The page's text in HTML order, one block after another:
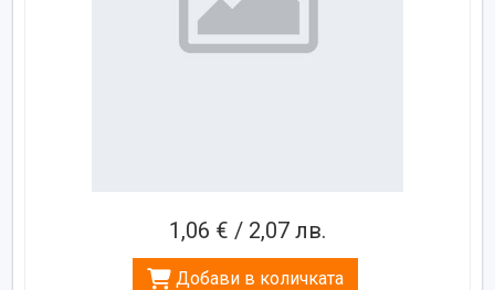
1,06 € / 2,07 лв.
Добави в количката